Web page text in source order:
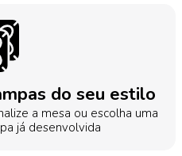
do seu estilo
a mesa ou escolha uma
já desenvolvida